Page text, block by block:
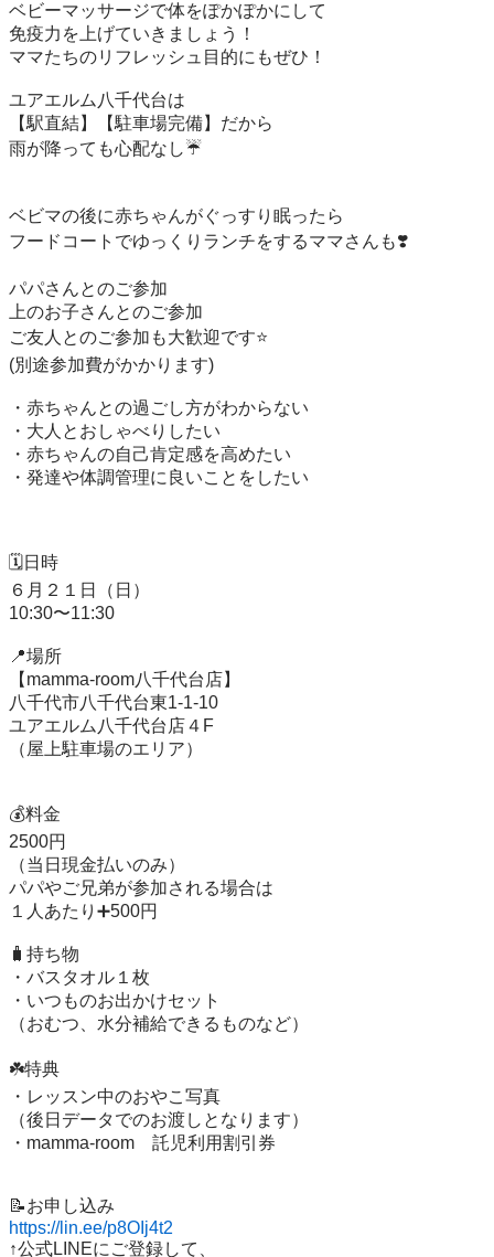
ベビーマッサージで体をぽかぽかにして
免疫力を上げていきましょう！
ママたちのリフレッシュ目的にもぜひ！
ユアエルム八千代台は
【駅直結】【駐車場完備】だから
雨が降っても心配なし☔️
ベビマの後に赤ちゃんがぐっすり眠ったら
フードコートでゆっくりランチをするママさんも❣️
パパさんとのご参加
上のお子さんとのご参加
ご友人とのご参加も大歓迎です⭐️
(別途参加費がかかります)
・赤ちゃんとの過ごし方がわからない
・大人とおしゃべりしたい
・赤ちゃんの自己肯定感を高めたい
・発達や体調管理に良いことをしたい
🗓️日時
６月２１日（日）
10:30〜11:30
📍場所
【mamma-room八千代台店】
八千代市八千代台東1-1-10
ユアエルム八千代台店４F
（屋上駐車場のエリア）
💰料金
2500円
（当日現金払いのみ）
パパやご兄弟が参加される場合は
１人あたり➕500円
🧳持ち物
・バスタオル１枚
・いつものお出かけセット
（おむつ、水分補給できるものなど）
☘️特典
・レッスン中のおやこ写真
（後日データでのお渡しとなります）
・mamma-room　託児利用割引券
https://lin.ee/p8OIj4t2
↑公式LINEにご登録して、